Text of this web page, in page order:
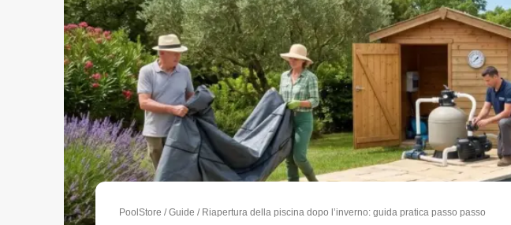
PoolStore /Guide / Riapertura della piscina dopo l’inverno: guida pratica passo passo